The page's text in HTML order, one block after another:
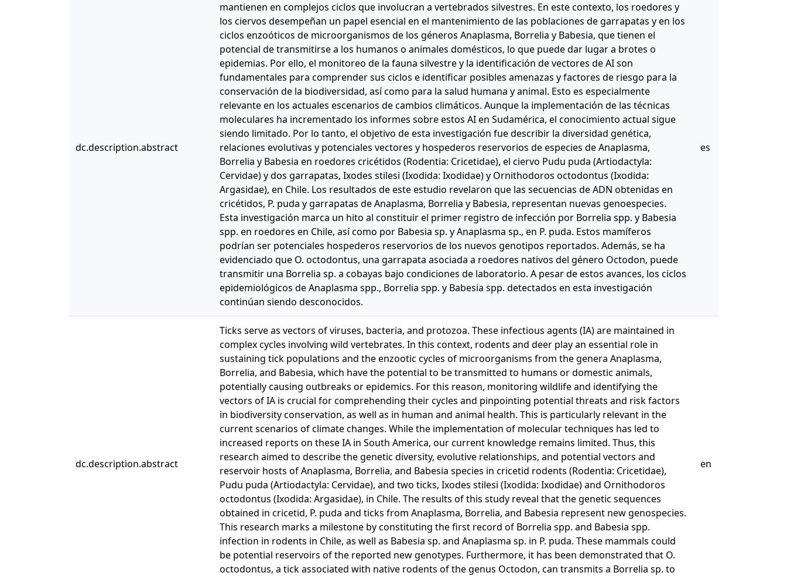
dc.description.abstract
mantienen en complejos ciclos que involucran a vertebrados silvestres. En este contexto, los roedores y
los ciervos desempeñan un papel esencial en el mantenimiento de las poblaciones de garrapatas y en los
ciclos enzoóticos de microorganismos de los géneros Anaplasma, Borrelia y Babesia, que tienen el
potencial de transmitirse a los humanos o animales domésticos, lo que puede dar lugar a brotes o
epidemias. Por ello, el monitoreo de la fauna silvestre y la identificación de vectores de AI son
fundamentales para comprender sus ciclos e identificar posibles amenazas y factores de riesgo para la
conservación de la biodiversidad, así como para la salud humana y animal. Esto es especialmente
relevante en los actuales escenarios de cambios climáticos. Aunque la implementación de las técnicas
moleculares ha incrementado los informes sobre estos AI en Sudamérica, el conocimiento actual sigue
siendo limitado. Por lo tanto, el objetivo de esta investigación fue describir la diversidad genética,
relaciones evolutivas y potenciales vectores y hospederos reservorios de especies de Anaplasma,
Borrelia y Babesia en roedores cricétidos (Rodentia: Cricetidae), el ciervo Pudu puda (Artiodactyla:
Cervidae) y dos garrapatas, Ixodes stilesi (Ixodida: Ixodidae) y Ornithodoros octodontus (Ixodida:
Argasidae), en Chile. Los resultados de este estudio revelaron que las secuencias de ADN obtenidas en
cricétidos, P. puda y garrapatas de Anaplasma, Borrelia y Babesia, representan nuevas genoespecies.
Esta investigación marca un hito al constituir el primer registro de infección por Borrelia spp. y Babesia
spp. en roedores en Chile, así como por Babesia sp. y Anaplasma sp., en P. puda. Estos mamíferos
podrían ser potenciales hospederos reservorios de los nuevos genotipos reportados. Además, se ha
evidenciado que O. octodontus, una garrapata asociada a roedores nativos del género Octodon, puede
transmitir una Borrelia sp. a cobayas bajo condiciones de laboratorio. A pesar de estos avances, los ciclos
epidemiológicos de Anaplasma spp., Borrelia spp. y Babesia spp. detectados en esta investigación
continúan siendo desconocidos.
es
dc.description.abstract
Ticks serve as vectors of viruses, bacteria, and protozoa. These infectious agents (IA) are maintained in
complex cycles involving wild vertebrates. In this context, rodents and deer play an essential role in
sustaining tick populations and the enzootic cycles of microorganisms from the genera Anaplasma,
Borrelia, and Babesia, which have the potential to be transmitted to humans or domestic animals,
potentially causing outbreaks or epidemics. For this reason, monitoring wildlife and identifying the
vectors of IA is crucial for comprehending their cycles and pinpointing potential threats and risk factors
in biodiversity conservation, as well as in human and animal health. This is particularly relevant in the
current scenarios of climate changes. While the implementation of molecular techniques has led to
increased reports on these IA in South America, our current knowledge remains limited. Thus, this
research aimed to describe the genetic diversity, evolutive relationships, and potential vectors and
reservoir hosts of Anaplasma, Borrelia, and Babesia species in cricetid rodents (Rodentia: Cricetidae),
Pudu puda (Artiodactyla: Cervidae), and two ticks, Ixodes stilesi (Ixodida: Ixodidae) and Ornithodoros
octodontus (Ixodida: Argasidae), in Chile. The results of this study reveal that the genetic sequences
obtained in cricetid, P. puda and ticks from Anaplasma, Borrelia, and Babesia represent new genospecies.
This research marks a milestone by constituting the first record of Borrelia spp. and Babesia spp.
infection in rodents in Chile, as well as Babesia sp. and Anaplasma sp. in P. puda. These mammals could
be potential reservoirs of the reported new genotypes. Furthermore, it has been demonstrated that O.
octodontus, a tick associated with native rodents of the genus Octodon, can transmits a Borrelia sp. to
en